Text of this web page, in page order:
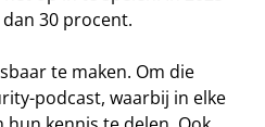
30 procent.
te maken. Om die
podcast, waarbij in elke